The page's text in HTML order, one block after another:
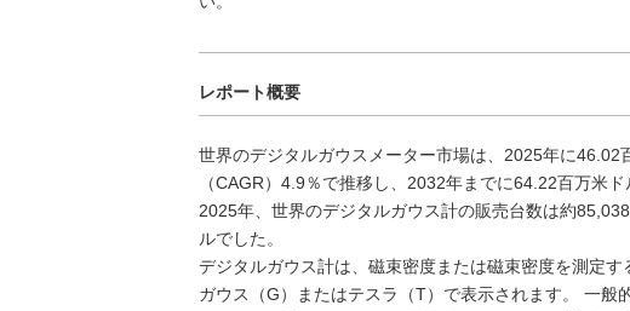
レポート概要
世界のデジタルガウスメーター市場は、2025年に
（CAGR）4.9％で推移し、2032年までに64.22百万米
2025年、世界のデジタルガウス計の販売台数は約
ルでした。
デジタルガウス計は、磁束密度または磁束密度を測定
ガウス（G）またはテスラ（T）で表示されます。 一